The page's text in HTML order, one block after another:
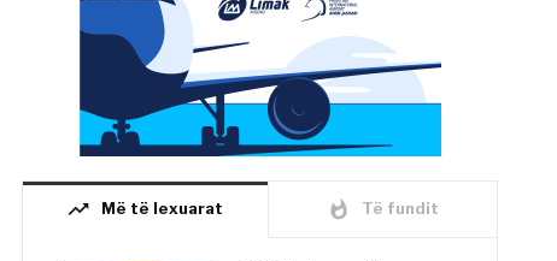
trending_up Më të lexuarat whatshot Të fundit